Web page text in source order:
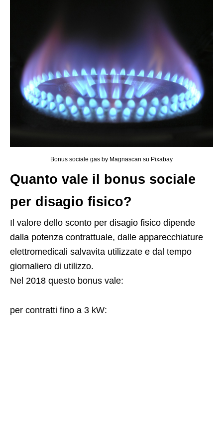
Bonus sociale gas by Magnascan su Pixabay
Quanto vale il bonus sociale
per disagio fisico?
Il valore dello sconto per disagio fisico dipende
dalla potenza contrattuale, dalle apparecchiature
elettromedicali salvavita utilizzate e dal tempo
giornaliero di utilizzo.
Nel 2018 questo bonus vale:
per contratti fino a 3 kW: